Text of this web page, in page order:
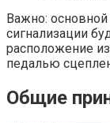
Важно:
сигнализации
расположение
педалью
Общие